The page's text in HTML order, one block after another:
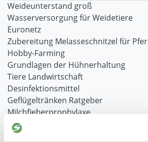
Weideunterstand groß
Wasserversorgung für Weidetiere
Euronetz
Zubereitung Melasseschnitzel für
Hobby-Farming
Grundlagen der Hühnerhaltung
Tiere Landwirtschaft
Desinfektionsmittel
Geflügeltränken Ratgeber
Milchfieberprophylaxe
Stallapotheke für Hühner
Saatgut für die Pferdeweide